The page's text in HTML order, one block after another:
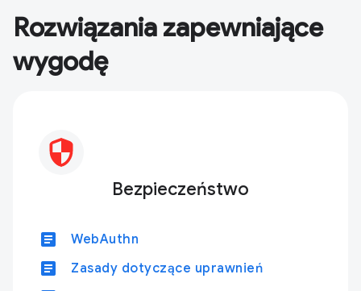
Rozwiązania zapewniające
wygodę
Bezpieczeństwo
article WebAuthn
article Zasady dotyczące uprawnień